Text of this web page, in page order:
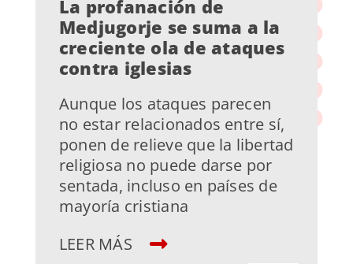
La profanación de
Medjugorje se suma a la
creciente ola de ataques
contra iglesias
Aunque los ataques parecen
no estar relacionados entre sí,
ponen de relieve que la libertad
religiosa no puede darse por
sentada, incluso en países de
mayoría cristiana
LEER MÁS